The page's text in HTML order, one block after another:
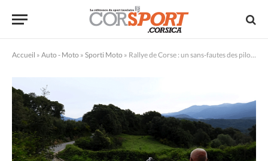
Accueil » Auto - Moto » Sporti Moto » Rallye de Corse : un sans-fautes des pilotes insulaires